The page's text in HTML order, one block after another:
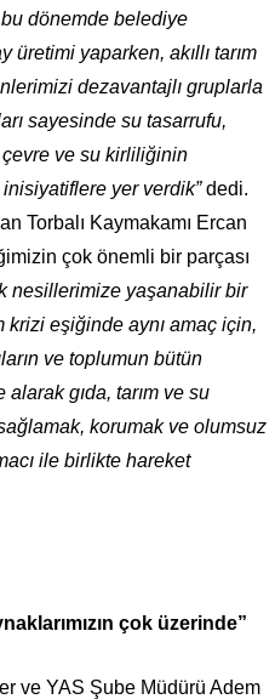
dönemde belediye
yaparken, akıllı tarım
dezavantajlı gruplarla
sayesinde su tasarrufu,
çevre ve su kirliliğinin
yer verdik”dedi.
Torbalı Kaymakamı Ercan
çok önemli bir parçası
nesillerimize yaşanabilir bir
krizi eşiğinde aynı amaç için,
ve toplumun bütün
gıda, tarım ve su
sağlamak, korumak ve olumsuz
ile birlikte hareket
çok üzerinde”
ve YAS Şube Müdürü Adem